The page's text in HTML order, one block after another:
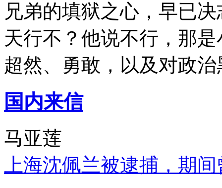
兄弟的填狱之心，早已
天行不？他说不行，那
超然、勇敢，以及对政
国内来信
马亚莲
上海沈佩兰被逮捕，期